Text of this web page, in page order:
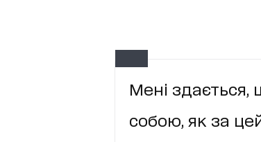
Мені
собою, як за